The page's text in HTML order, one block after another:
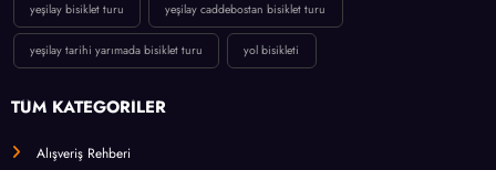
yeşilay bisiklet turu yeşilay caddebostan bisiklet turu
yeşilay tarihi yarımada bisiklet turu yol bisikleti
TÜM KATEGORİLER
Alışveriş Rehberi